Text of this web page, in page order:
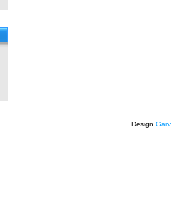
Design